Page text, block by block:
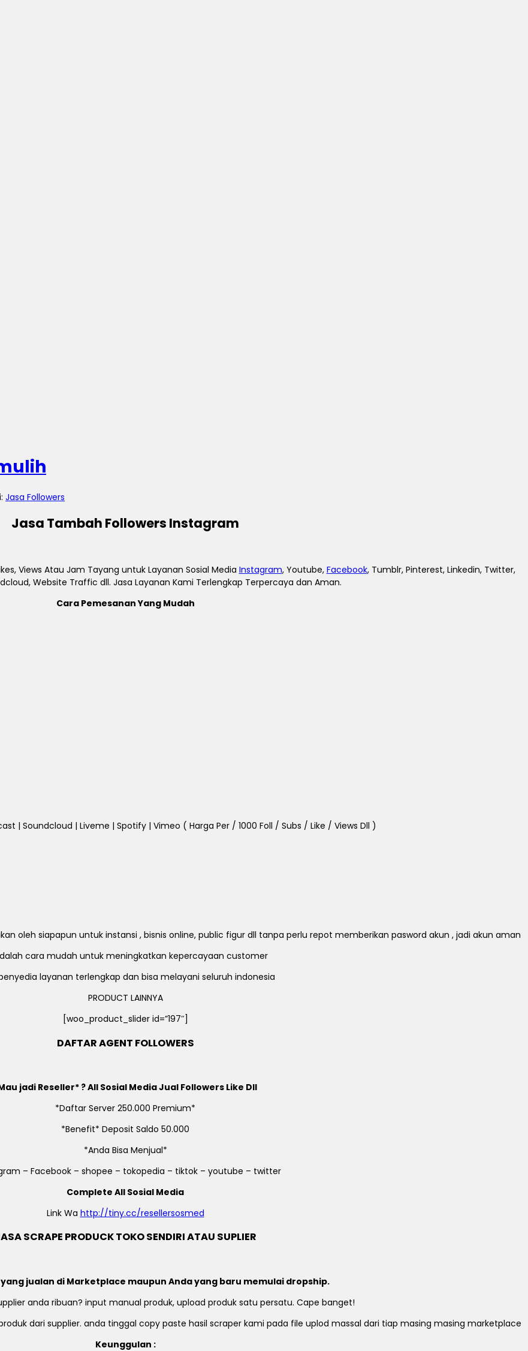
Jasa Followers
Jasa Tambah Followers Instagram
Views Atau Jam Tayang untuk Layanan Sosial Media Instagram, Youtube, Facebook, Tumblr, Pinterest, Linkedin, Twitter,
Website Traffic dll. Jasa Layanan Kami Terlengkap Terpercaya dan Aman.
Cara Pemesanan Yang Mudah
| Soundcloud | Liveme | Spotify | Vimeo ( Harga Per / 1000 Foll / Subs / Like / Views Dll )
oleh siapapun untuk instansi , bisnis online, public figur dll tanpa perlu repot memberikan pasword akun , jadi akun aman
cara mudah untuk meningkatkan kepercayaan customer
layanan terlengkap dan bisa melayani seluruh indonesia
PRODUCT LAINNYA
[woo_product_slider id=”197″]
DAFTAR AGENT FOLLOWERS
jadi Reseller* ? All Sosial Media Jual Followers Like Dll
*Daftar Server 250.000 Premium*
*Benefit* Deposit Saldo 50.000
*Anda Bisa Menjual*
– Facebook – shopee – tokopedia – tiktok – youtube – twitter
Complete All Sosial Media
Link Wa http://tiny.cc/resellersosmed
SCRAPE PRODUCK TOKO SENDIRI ATAU SUPLIER
jualan di Marketplace maupun Anda yang baru memulai dropship.
anda ribuan? input manual produk, upload produk satu persatu. Cape banget!
dari supplier. anda tinggal copy paste hasil scraper kami pada file uplod massal dari tiap masing masing marketplace
Keunggulan :